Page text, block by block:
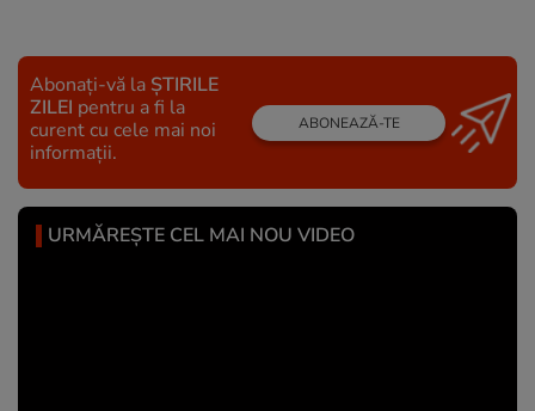
Abonați-vă la ȘTIRILE
ZILEI pentru a fi la
curent cu cele mai noi
informații.
ABONEAZĂ-TE
URMĂREȘTE CEL MAI NOU VIDEO